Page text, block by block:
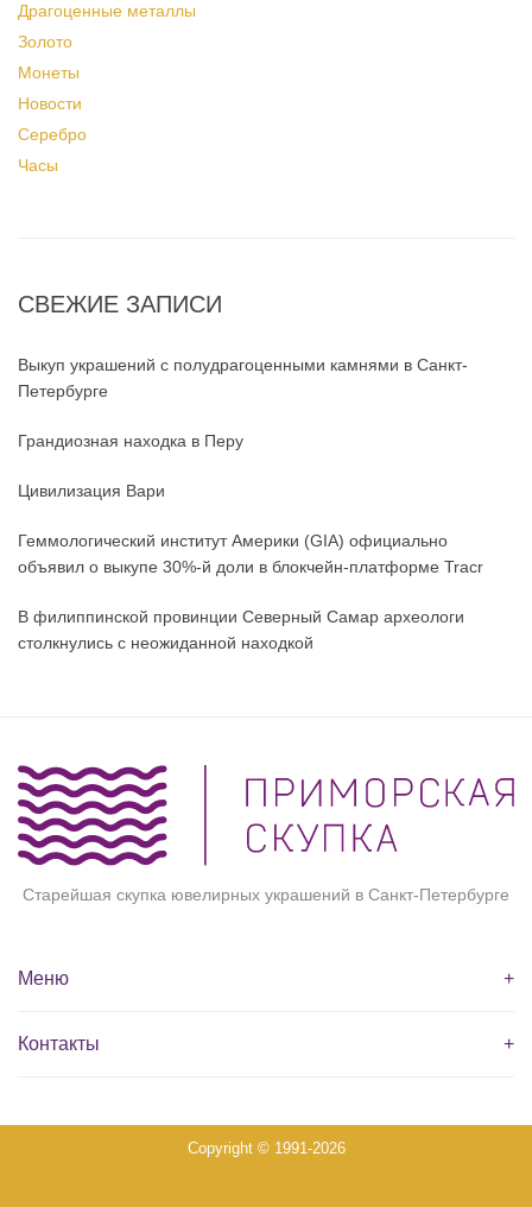
Драгоценные металлы
Золото
Монеты
Новости
Серебро
Часы
СВЕЖИЕ ЗАПИСИ
Выкуп украшений с полудрагоценными камнями в Санкт-
Петербурге
Грандиозная находка в Перу
Цивилизация Вари
Геммологический институт Америки (GIA) официально
объявил о выкупе 30%-й доли в блокчейн-платформе Tracr
В филиппинской провинции Северный Самар археологи
столкнулись с неожиданной находкой
Старейшая скупка ювелирных украшений в Санкт-Петербурге
Меню +
Контакты +
Copyright © 1991-2026